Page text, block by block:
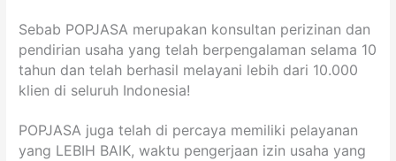
Sebab POPJASA merupakan konsultan perizinan dan
pendirian usaha yang telah berpengalaman selama 10
tahun dan telah berhasil melayani lebih dari 10.000
klien di seluruh Indonesia!
POPJASA juga telah di percaya memiliki pelayanan
yang LEBIH BAIK, waktu pengerjaan izin usaha yang